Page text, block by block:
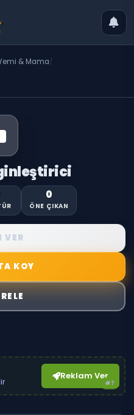
& Mama
0
ÖNE ÇIKAN
VER
KOY
#7
Reklam Ver